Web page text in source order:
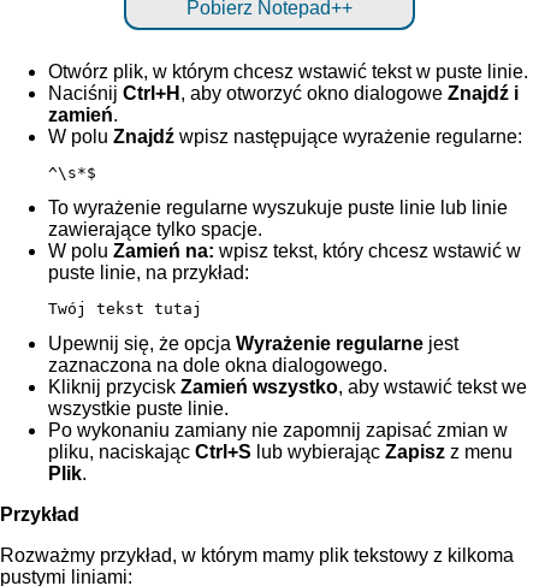
Pobierz Notepad++
Otwórz plik, w którym chcesz wstawić tekst w puste linie.
Naciśnij Ctrl+H , aby otworzyć okno dialogowe Znajdź i
zamień.
W polu Znajdź wpisz następujące wyrażenie regularne:
^\s*$
To wyrażenie regularne wyszukuje puste linie lub linie
zawierające tylko spacje.
W polu Zamień na: wpisz tekst, który chcesz wstawić w
puste linie, na przykład:
Twój tekst tutaj
Upewnij się, że opcja Wyrażenie regularne jest
zaznaczona na dole okna dialogowego.
Kliknij przycisk Zamień wszystko, aby wstawić tekst we
wszystkie puste linie.
Po wykonaniu zamiany nie zapomnij zapisać zmian w
pliku, naciskając Ctrl+S lub wybierając Zapisz z menu
Plik.
Przykład
Rozważmy przykład, w którym mamy plik tekstowy z kilkoma
pustymi liniami: